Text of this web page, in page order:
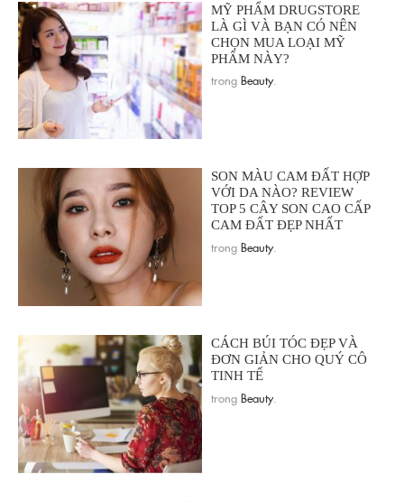
MỸ PHẨM DRUGSTORE
LÀ GÌ VÀ BẠN CÓ NÊN
CHỌN MUA LOẠI MỸ
PHẨM NÀY?
trong Beauty.
SON MÀU CAM ĐẤT HỢP
VỚI DA NÀO? REVIEW
TOP 5 CÂY SON CAO CẤP
CAM ĐẤT ĐẸP NHẤT
trong Beauty.
CÁCH BÚI TÓC ĐẸP VÀ
ĐƠN GIẢN CHO QUÝ CÔ
TINH TẾ
trong Beauty.